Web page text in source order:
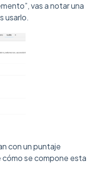
vas a notar una
usarlo.
con un puntaje
se compone esta